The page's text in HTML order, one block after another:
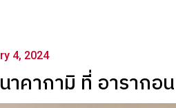
4, 2024
คากามิ ที่ อารากอน